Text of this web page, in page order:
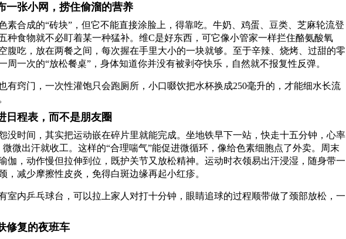
一张小网，捞住偷溜的营养
素合成的“砖块”，但它不能直接涂脸上，得靠吃。牛奶、鸡蛋、豆类、芝麻轮流登
种食物就不必盯着某一种猛补。维C是好东西，可它像小管家一样拦住酪氨酸氧
腹吃，放在两餐之间，每次握在手里大小的一块就够。至于辛辣、烧烤、过甜的零
周一次的“放松餐桌”，身体知道你并没有被剥夺快乐，自然就不报复性反弹。
有窍门，一次性灌饱只会跑厕所，小口啜饮把水杯换成250毫升的，才能细水长流
日程表，而不是朋友圈
没时间，其实把运动嵌在碎片里就能完成。坐地铁早下一站，快走十五分钟，心率
微微出汗就收工。这样的“合理喘气”能促进微循环，像给色素细胞点了外卖。周末
伽，动作慢但拉伸到位，既护关节又放松精神。运动时衣领易出汗浸湿，随身带一
，减少摩擦性皮炎，免得白斑边缘再起小红疹。
室内乒乓球台，可以拉上家人对打十分钟，眼睛追球的过程顺带做了颈部放松，一
修复的夜班车